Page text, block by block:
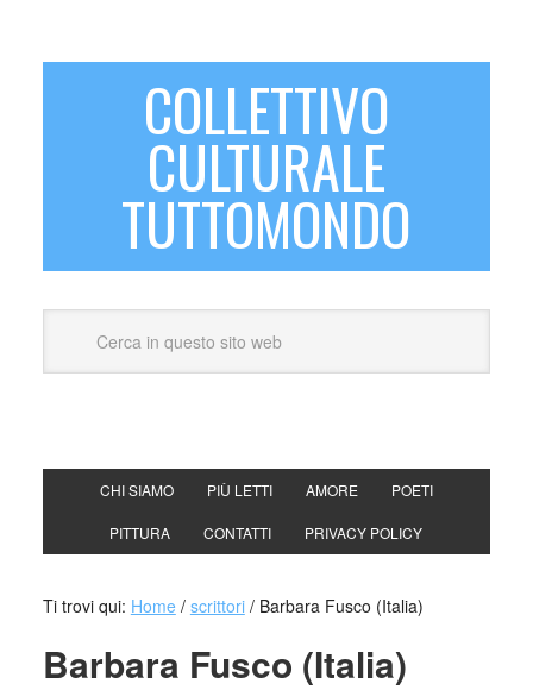
COLLETTIVO
CULTURALE
TUTTOMONDO
CHI SIAMO PIÙ LETTI AMORE POETI
PITTURA CONTATTI PRIVACY POLICY
Ti trovi qui: Home / scrittori /Barbara Fusco (Italia)
Barbara Fusco (Italia)